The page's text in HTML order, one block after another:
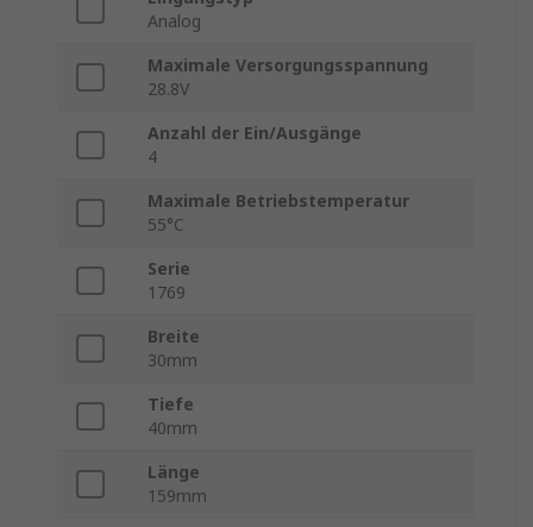
Analog
Maximale Versorgungsspannung
28.8V
Anzahl der Ein/Ausgänge
4
Maximale Betriebstemperatur
55°C
Serie
1769
Breite
30mm
Tiefe
40mm
Länge
159mm